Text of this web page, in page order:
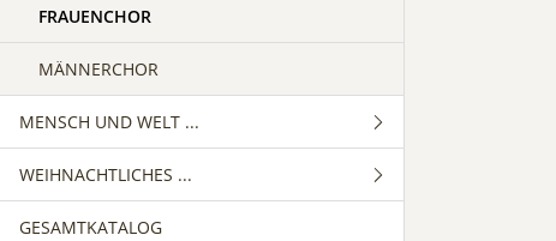
MÄNNERCHOR
FRAUENCHOR
MÄNNERCHOR
MENSCH UND WELT ...
GEMISCHTER CHOR
FRAUENCHOR
WEIHNACHTLICHES ...
GEMISCHTER CHOR
GESAMTKATALOG